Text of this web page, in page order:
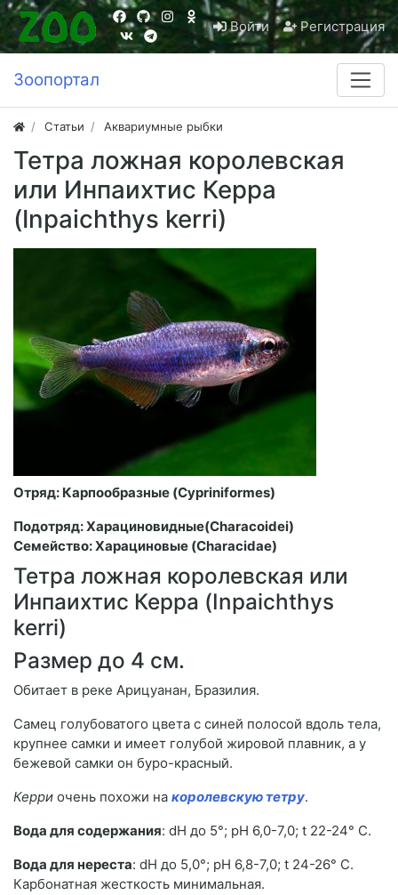
Войти Регистрация
Зоопортал
Статьи Аквариумные рыбки
Тетра ложная королевская
или Инпаихтис Керра
(Inpaichthys kerri)
Отряд: Карпообразные (Cypriniformes)
Подотряд: Харациновидные(Characoidei)
Семейство: Харациновые (Characidae)
Тетра ложная королевская или
Инпаихтис Керра (Inpaichthys
kerri)
Размер до 4 см.
Обитает в реке Арицуанан, Бразилия.
Самец голубоватого цвета с синей полосой вдоль тела,
крупнее самки и имеет голубой жировой плавник, а у
бежевой самки он буро-красный.
Керри очень похожи на королевскую тетру.
Вода для содержания: dН до 5°; pH 6,0-7,0; t 22-24° С.
Вода для нереста: dH до 5,0°; pH 6,8-7,0; t 24-26° С.
Карбонатная жесткость минимальная.